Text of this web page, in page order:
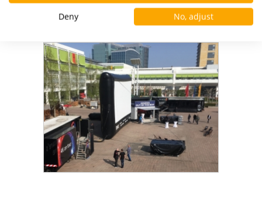
IMPRESSIONEN
Deny
No, adjust